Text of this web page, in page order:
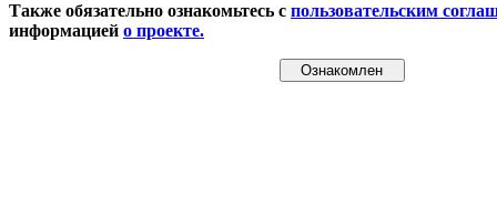
Также обязательно ознакомьтесь с пользовательским
информацией о проекте.
Ознакомлен